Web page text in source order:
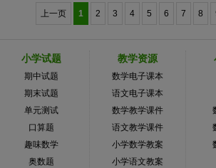
上一页 1 2 3 4 5 6 7 8
小学试题
期中试题
期末试题
单元测试
口算题
趣味数学
奥数题
教学资源
数学电子课本
语文电子课本
数学教学课件
语文教学课件
小学数学教案
小学语文教案